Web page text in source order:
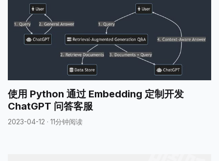
使用 Python 通过 Embedding 定制开发
ChatGPT 问答客服
2023-04-12 · 11分钟阅读